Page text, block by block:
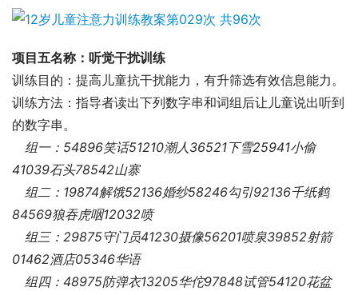
项目五名称：听觉干扰训练
训练目的：提高儿童抗干扰能力，有升筛选有效信息能力。
训练方法：指导者读出下列数字串和词组后让儿童说出听到
的数字串。
组一：54896笑话51210潮人36521下雪25941小偷
41039石头78542山寨
组二：19874解饿52136婚纱58246勾引92136千纸鹤
84569狼吞虎咽12032喷
组三：29875守门员41230摄像56201喷泉39852射箭
01462酒店05346华语
组四：48975防弹衣13205华佗97848试管54120花盆